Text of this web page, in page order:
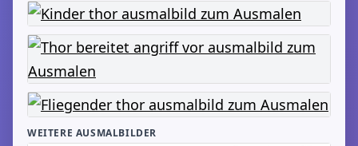
WEITERE AUSMALBILDER